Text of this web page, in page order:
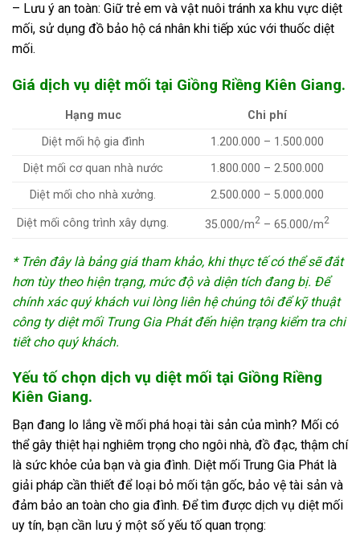
– Lưu ý an toàn: Giữ trẻ em và vật nuôi tránh xa khu vực diệt
mối, sử dụng đồ bảo hộ cá nhân khi tiếp xúc với thuốc diệt
mối.
Giá dịch vụ diệt mối tại Giồng Riềng Kiên Giang.
Hạng muc
Chi phí
Diệt mối hộ gia đình
1.200.000 – 1.500.000
Diệt mối cơ quan nhà nước
1.800.000 – 2.500.000
Diệt mối cho nhà xưởng.
2.500.000 – 5.000.000
Diệt mối công trình xây dựng. 35.000/m2– 65.000/m2
* Trên đây là bảng giá tham khảo, khi thực tế có thể sẽ đắt
hơn tùy theo hiện trạng, mức độ và diện tích đang bị. Để
chính xác quý khách vui lòng liên hệ chúng tôi để kỹ thuật
công tydiệt mối Trung Gia Phátđến hiện trạng kiểm tra chi
tiết cho quý khách.
Yếu tố chọn dịch vụ diệt mối tại Giồng Riềng
Kiên Giang.
Bạn đang lo lắng về mối phá hoại tài sản của mình? Mối có
thể gây thiệt hại nghiêm trọng cho ngôi nhà, đồ đạc, thậm chí
là sức khỏe của bạn và gia đình. Diệt mối Trung Gia Phát là
giải pháp cần thiết để loại bỏ mối tận gốc, bảo vệ tài sản và
đảm bảo an toàn cho gia đình. Để tìm được dịch vụ diệt mối
uy tín, bạn cần lưu ý một số yếu tố quan trọng: